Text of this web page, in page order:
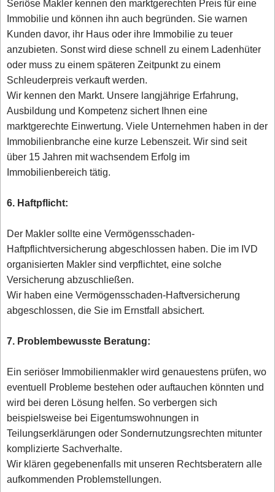
Seriöse Makler kennen den marktgerechten Preis für eine
Immobilie und können ihn auch begründen. Sie warnen
Kunden davor, ihr Haus oder ihre Immobilie zu teuer
anzubieten. Sonst wird diese schnell zu einem Ladenhüter
oder muss zu einem späteren Zeitpunkt zu einem
Schleuderpreis verkauft werden.
Wir kennen den Markt. Unsere langjährige Erfahrung,
Ausbildung und Kompetenz sichert Ihnen eine
marktgerechte Einwertung. Viele Unternehmen haben in der
Immobilienbranche eine kurze Lebenszeit. Wir sind seit
über 15 Jahren mit wachsendem Erfolg im
Immobilienbereich tätig.
6. Haftpflicht:
Der Makler sollte eine Vermögensschaden-
Haftpflichtversicherung abgeschlossen haben. Die im IVD
organisierten Makler sind verpflichtet, eine solche
Versicherung abzuschließen.
Wir haben eine Vermögensschaden-Haftversicherung
abgeschlossen, die Sie im Ernstfall absichert.
7. Problembewusste Beratung:
Ein seriöser Immobilienmakler wird genauestens prüfen, wo
eventuell Probleme bestehen oder auftauchen könnten und
wird bei deren Lösung helfen. So verbergen sich
beispielsweise bei Eigentumswohnungen in
Teilungserklärungen oder Sondernutzungsrechten mitunter
komplizierte Sachverhalte.
Wir klären gegebenenfalls mit unseren Rechtsberatern alle
aufkommenden Problemstellungen.